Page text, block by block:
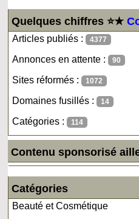
Quelques chiffres ⭐★
Articles publiés : 4377
Annonces en attente : 90
Sites réformés : 1072
Domaines fusillés : 14
Catégories : 114
Contenu sponsorisé
Catégories
Beauté et Cosmétique